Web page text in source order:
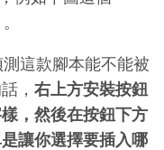
這款腳本能不能被
， 右上方安裝按鈕
，然後在按鈕下方
讓你選擇要插入哪